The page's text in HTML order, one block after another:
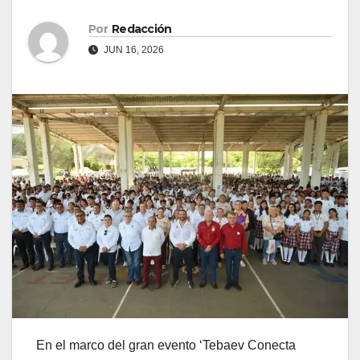
Por Redacción
JUN 16, 2026
En el marco del gran evento ‘Tebaev Conecta